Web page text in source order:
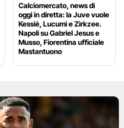
Calciomercato, news di
oggi in diretta: la Juve vuole
Kessié, Lucumì e Zirkzee.
Napoli su Gabriel Jesus e
Musso, Fiorentina ufficiale
Mastantuono